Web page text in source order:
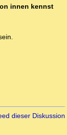
innen kennst
dieser Diskussion